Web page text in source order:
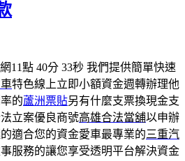
11點 40分 33秒 我們提供簡單快速
特色線上立即小額資金週轉辦理他
的蘆洲票貼另有什麼支票換現金支
立案優良商號高雄合法當舖以申辦
適合您的資金愛車最專業的三重汽
服務的讓您享受透明平台解決資金